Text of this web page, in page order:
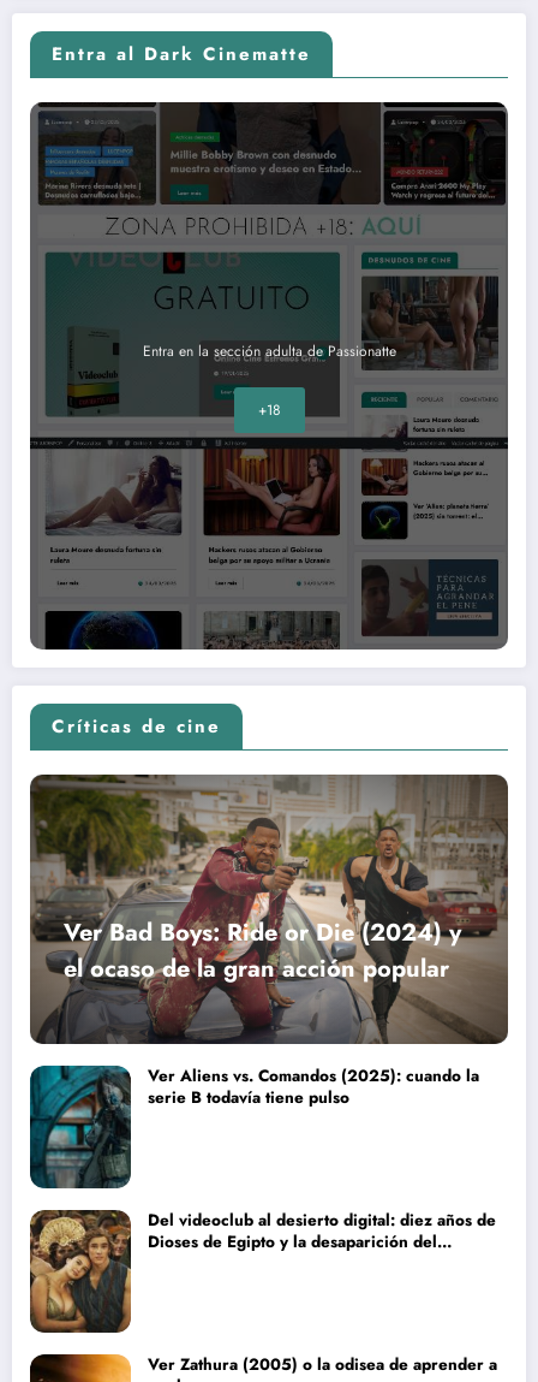
Entra al Dark Cinematte
Entra en la sección adulta de Passionatte
+18
Críticas de cine
Ver Bad Boys: Ride or Die (2024) y
el ocaso de la gran acción popular
Ver Aliens vs. Comandos (2025): cuando la
serie B todavía tiene pulso
Del videoclub al desierto digital: diez años de
Dioses de Egipto y la desaparición del
Ver Zathura (2005) o la odisea de aprender a